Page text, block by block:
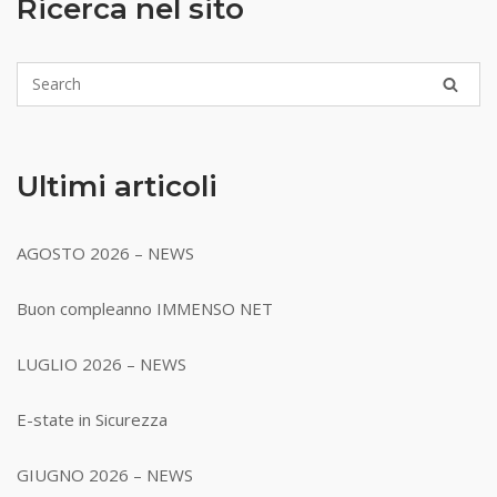
Ricerca nel sito
Ultimi articoli
AGOSTO 2026 – NEWS
Buon compleanno IMMENSO NET
LUGLIO 2026 – NEWS
E-state in Sicurezza
GIUGNO 2026 – NEWS